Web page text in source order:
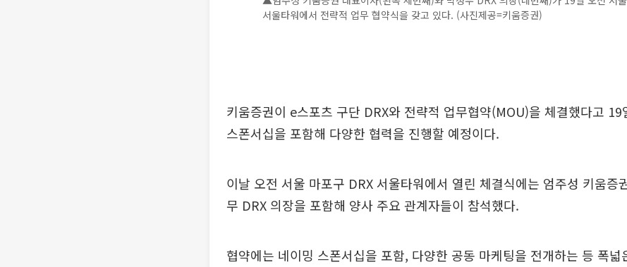
서울타워에서 전략적 업무 협약식을 갖고 있다. (사진제공=키움증권)
키움증권이 e스포츠 구단 DRX와 전략적 업무협약(MOU)을 체결했다고 19
스폰서십을 포함해 다양한 협력을 진행할 예정이다.
이날 오전 서울 마포구 DRX 서울타워에서 열린 체결식에는 엄주성 키움증
무 DRX 의장을 포함해 양사 주요 관계자들이 참석했다.
협약에는 네이밍 스폰서십을 포함, 다양한 공동 마케팅을 전개하는 등 폭넓